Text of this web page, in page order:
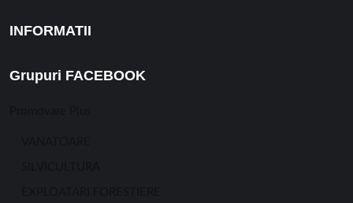
INFORMATII
Grupuri FACEBOOK